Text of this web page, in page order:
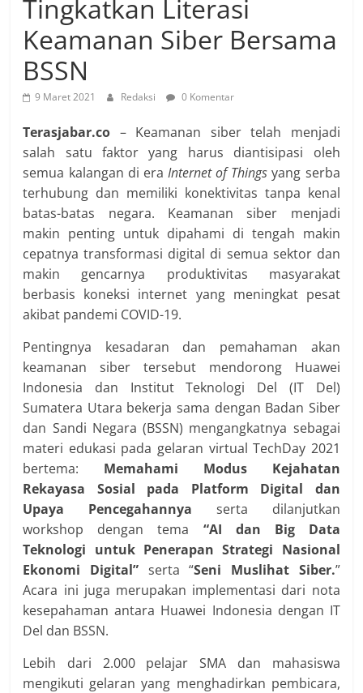
Tingkatkan Literasi
Keamanan Siber Bersama
BSSN
9 Maret 2021 Redaksi 0 Komentar
Terasjabar.co – Keamanan siber telah menjadi
salah satu faktor yang harus diantisipasi oleh
semua kalangan di era Internet of Things yang serba
terhubung dan memiliki konektivitas tanpa kenal
batas-batas negara. Keamanan siber menjadi
makin penting untuk dipahami di tengah makin
cepatnya transformasi digital di semua sektor dan
makin gencarnya produktivitas masyarakat
berbasis koneksi internet yang meningkat pesat
akibat pandemi COVID-19.
Pentingnya kesadaran dan pemahaman akan
keamanan siber tersebut mendorong Huawei
Indonesia dan Institut Teknologi Del (IT Del)
Sumatera Utara bekerja sama dengan Badan Siber
dan Sandi Negara (BSSN) mengangkatnya sebagai
materi edukasi pada gelaran virtual TechDay 2021
bertema:
Memahami Modus Kejahatan
Rekayasa Sosial pada Platform Digital dan
Upaya Pencegahannya serta dilanjutkan
workshop dengan tema “AI dan Big Data
Teknologi untuk Penerapan Strategi Nasional
Ekonomi Digital” serta “Seni Muslihat Siber.”
Acara ini juga merupakan implementasi dari nota
kesepahaman antara Huawei Indonesia dengan IT
Del dan BSSN.
Lebih dari 2.000 pelajar SMA dan mahasiswa
mengikuti gelaran yang menghadirkan pembicara,